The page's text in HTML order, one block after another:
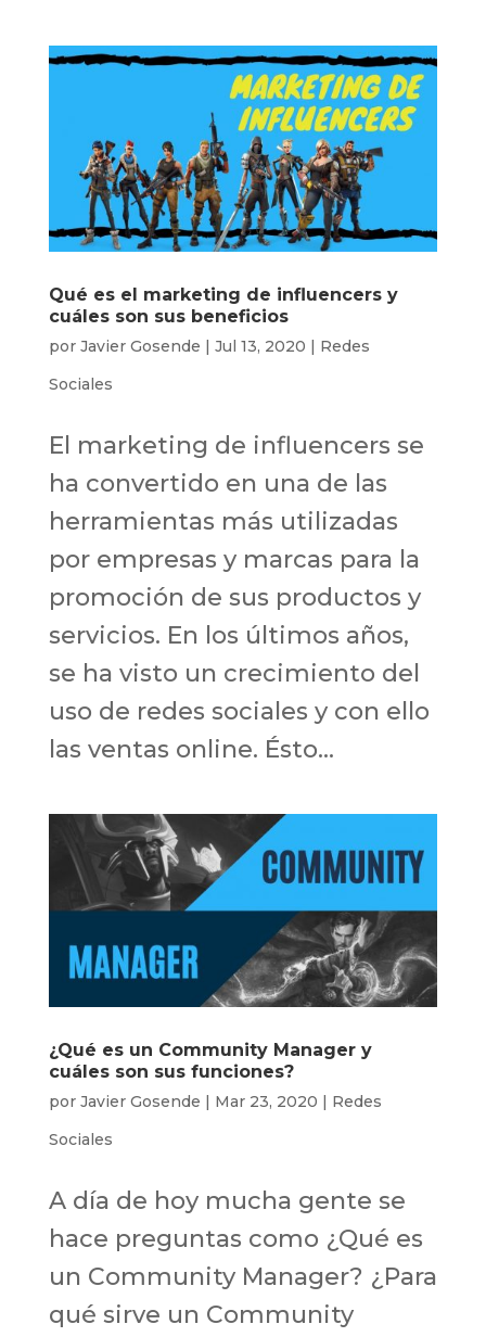
Qué es el marketing de influencers y
cuáles son sus beneficios
por Javier Gosende | Jul 13, 2020 | Redes
Sociales
El marketing de influencers se
ha convertido en una de las
herramientas más utilizadas
por empresas y marcas para la
promoción de sus productos y
servicios. En los últimos años,
se ha visto un crecimiento del
uso de redes sociales y con ello
las ventas online. Ésto...
¿Qué es un Community Manager y
cuáles son sus funciones?
por Javier Gosende | Mar 23, 2020 | Redes
Sociales
A día de hoy mucha gente se
hace preguntas como ¿Qué es
un Community Manager? ¿Para
qué sirve un Community